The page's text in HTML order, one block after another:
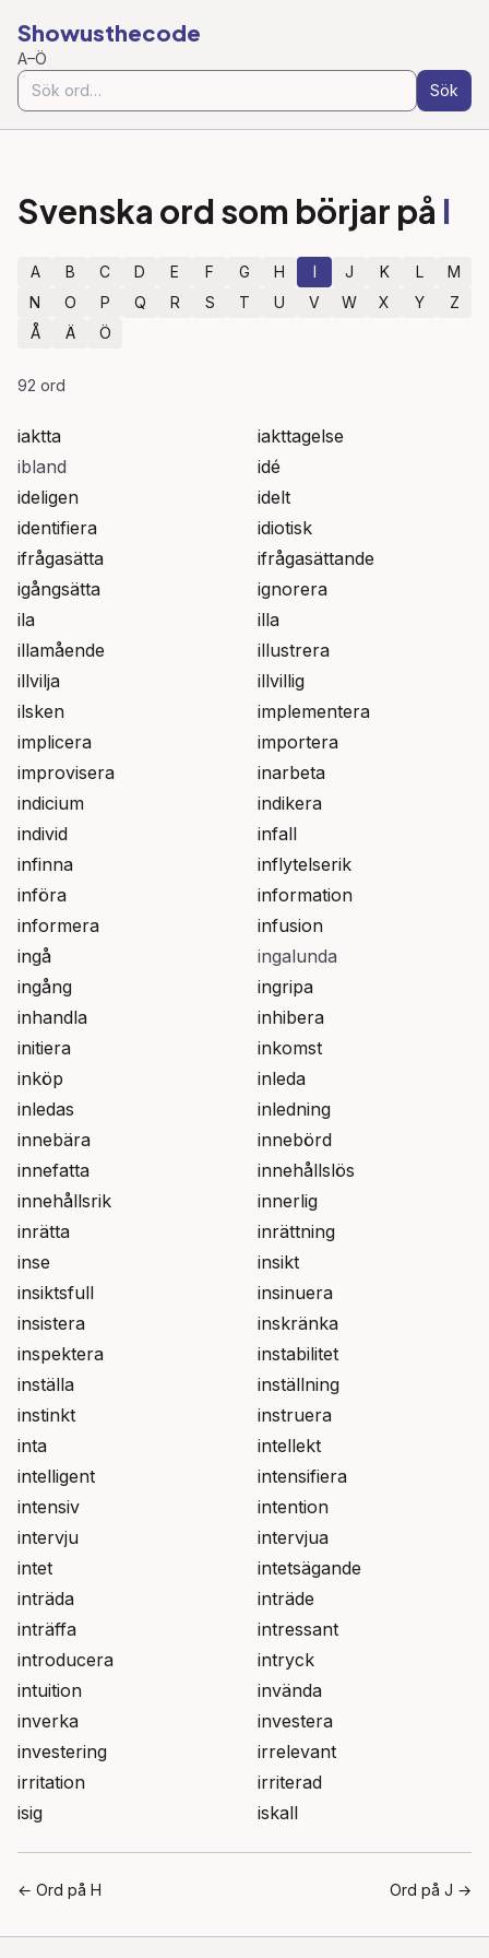
Showusthecode
A–Ö
Sök
Svenska ord som börjar på I
A B C D E F G H I J K L
M
N
O P Q R S T U V W X Y
Z
Å
Ä Ö
92 ord
iaktta
iakttagelse
ibland
idé
ideligen
idelt
identifiera
idiotisk
ifrågasätta
ifrågasättande
igångsätta
ignorera
ila
illa
illamående
illustrera
illvilja
illvillig
ilsken
implementera
implicera
importera
improvisera
inarbeta
indicium
indikera
individ
infall
infinna
inflytelserik
införa
information
informera
infusion
ingå
ingalunda
ingång
ingripa
inhandla
inhibera
initiera
inkomst
inköp
inleda
inledas
inledning
innebära
innebörd
innefatta
innehållslös
innehållsrik
innerlig
inrätta
inrättning
inse
insikt
insiktsfull
insinuera
insistera
inskränka
inspektera
instabilitet
inställa
inställning
instinkt
instruera
inta
intellekt
intelligent
intensifiera
intensiv
intention
intervju
intervjua
intet
intetsägande
inträda
inträde
inträffa
intressant
introducera
intryck
intuition
invända
inverka
investera
investering
irrelevant
irritation
irriterad
isig
iskall
← Ord på H Ord på J →